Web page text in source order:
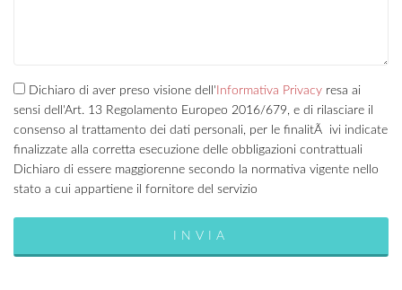
Dichiaro di aver preso visione dell' Informativa Privacy resa ai
sensi dell'Art. 13 Regolamento Europeo 2016/679, e di rilasciare il
consenso al trattamento dei dati personali, per le finalitÃ ivi indicate
finalizzate alla corretta esecuzione delle obbligazioni contrattuali
Dichiaro di essere maggiorenne secondo la normativa vigente nello
stato a cui appartiene il fornitore del servizio